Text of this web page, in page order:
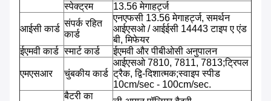
स्पेक्ट्रम
13.56 मेगाहर्ट्ज
आईसी कार्ड
संपर्क रहित
कार्ड
एनएफसी 13.56 मेगाहर्ट्ज, समर्थन
आईएसओ / आईईसी 14443 टाइप ए एंड
बी, मिफेयर
ईएमवी कार्ड स्मार्ट कार्ड ईएमवी और पीबीओसी अनुपालन
एमएसआर चुंबकीय कार्ड
आईएसओ 7810, 7811, 7813;ट्रिपल
ट्रैक, द्वि-दिशात्मक;स्वाइप स्पीड
10cm/sec - 100cm/sec.
बैटरी का